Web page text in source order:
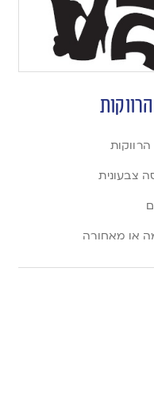
צבעונית
או מאחורה